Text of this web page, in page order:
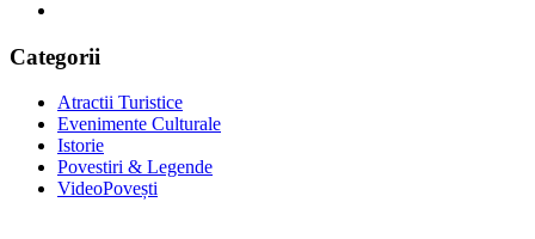
Categorii
Atractii Turistice
Evenimente Culturale
Istorie
Povestiri & Legende
VideoPovești